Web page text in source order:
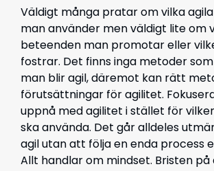
Väldigt många pratar om vilka
man använder men väldigt lite om
beteenden man promotar eller
fostrar. Det finns inga metoder
man blir agil, däremot kan rätt
förutsättningar för agilitet.
uppnå med agilitet i stället för
ska använda. Det går alldeles
agil utan att följa en enda process
Allt handlar om mindset. Bristen på